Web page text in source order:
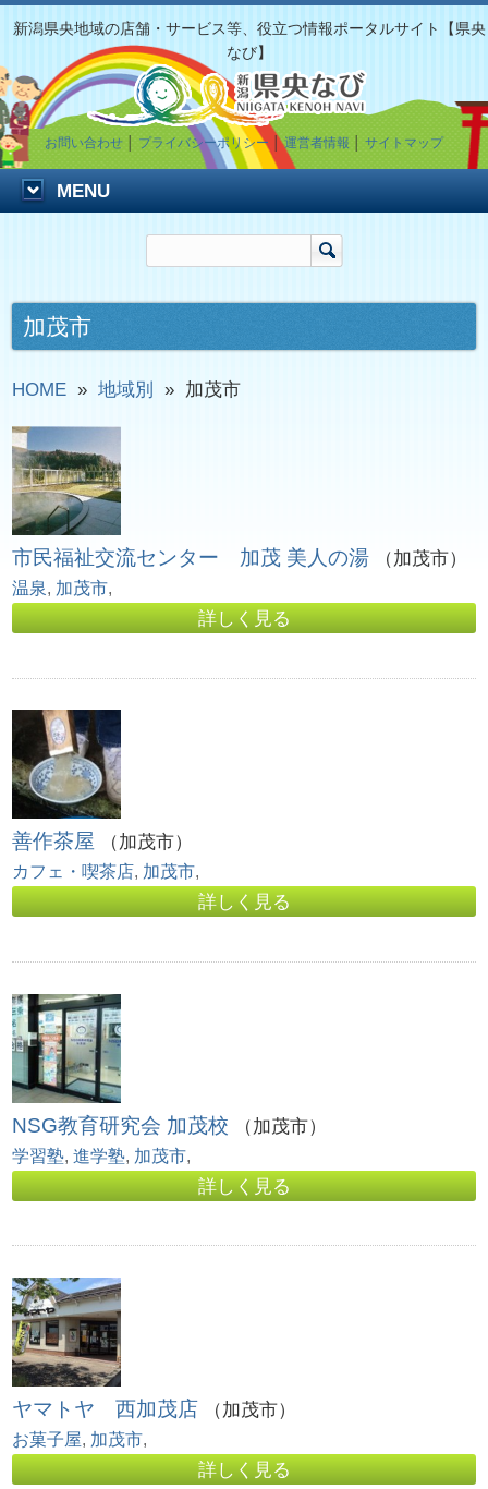
新潟県央地域の店舗・サービス等、役立つ情報ポータルサイト【県央
なび】
お問い合わせ プライバシーポリシー │運営者情報 サイトマップ
MENU
加茂市
HOME »地域別 » 加茂市
市民福祉交流センター 加茂 美人の湯 （加茂市）
温泉, 加茂市,
詳しく見る
善作茶屋 （加茂市）
カフェ・喫茶店, 加茂市,
詳しく見る
NSG教育研究会 加茂校 （加茂市）
学習塾,進学塾, 加茂市,
詳しく見る
ヤマトヤ 西加茂店 （加茂市）
お菓子屋, 加茂市,
詳しく見る